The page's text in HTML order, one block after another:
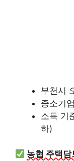
부천시
중소기
소득 기
하)
농협 주택담